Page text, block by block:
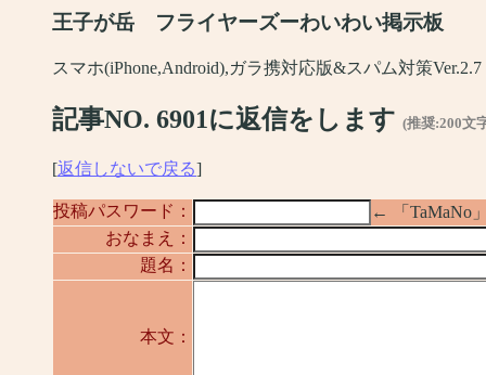
王子が岳 フライヤーズーわいわい掲示板
スマホ(iPhone,Android),ガラ携対応版&スパム対策Ver.2.7
記事NO. 6901に返信をします (推奨:200文
[返信しないで戻る]
投稿パスワード：
← 「TaMaNo
おなまえ：
題名：
本文：